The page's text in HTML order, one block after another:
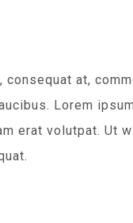
at,
Lorem
erat volutpat. Ut